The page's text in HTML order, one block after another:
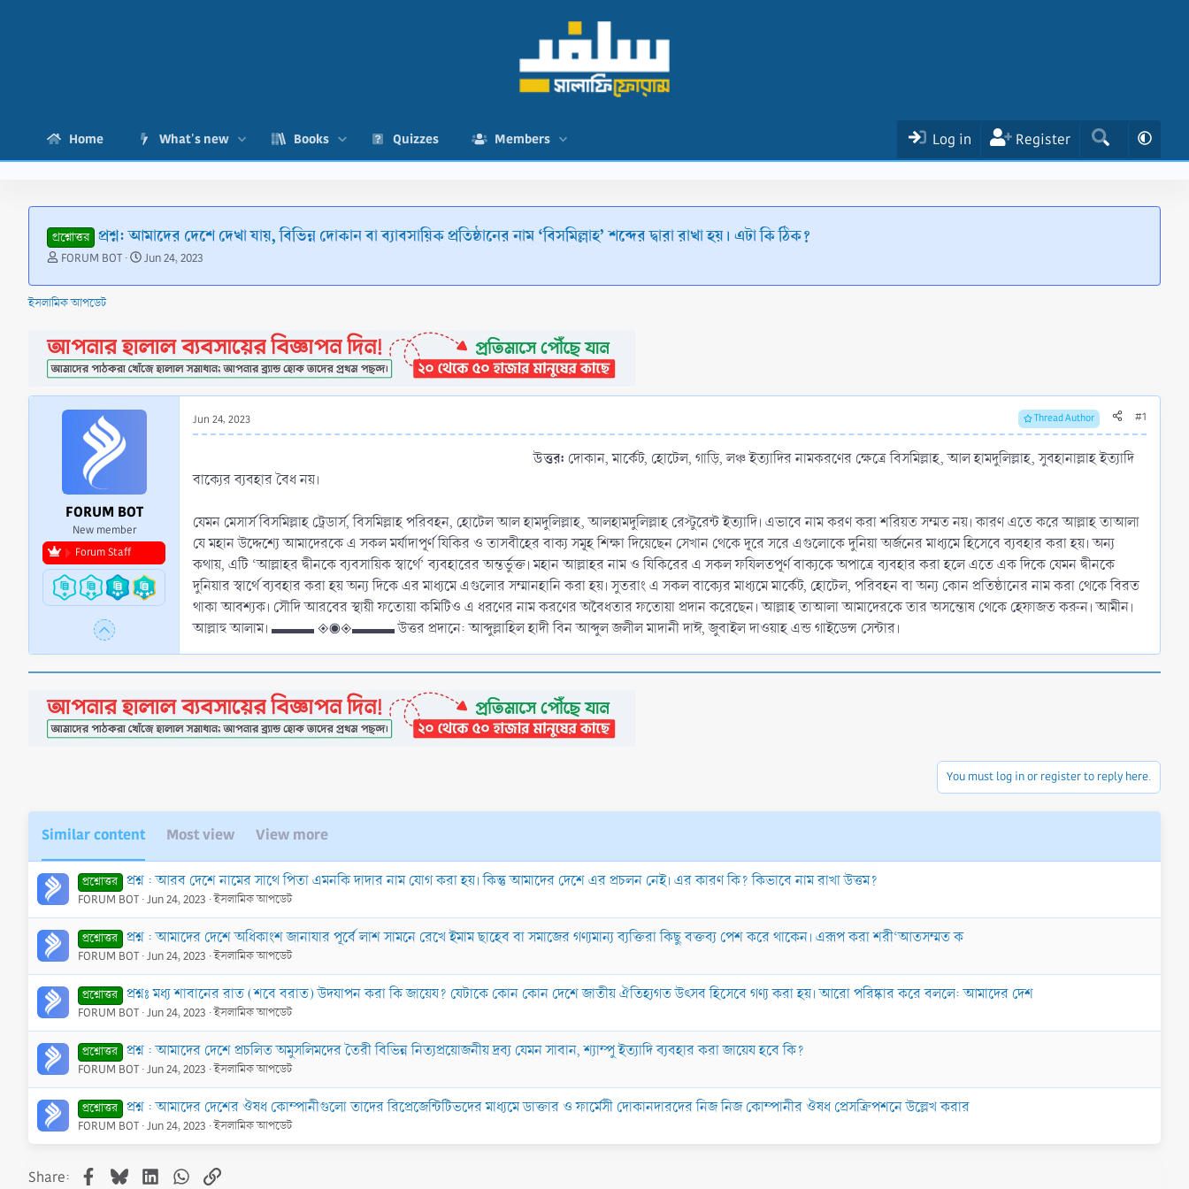
Home What's new Books Quizzes Members Log in Register
প্রশ্নোত্তর প্রশ্ন: আমাদের দেশে দেখা যায়, বিভিন্ন দোকান বা ব্যাবসায়িক প্রতিষ্ঠানের নাম ‘বিসমিল্লাহ’ শব্দের দ্বারা রাখা হয়। এটা কি ঠিক?
T
r
e
d
s
t
a
r
FORUM BOT
S
a
d
a
t
e
Jun 24, 2023
ইসলামিক আপডেট
FORUM BOT
New member
Forum Staff
Jun 24, 2023 Thread Author #1
উত্তর: দোকান, মার্কেট, হোটেল, গাড়ি, লঞ্চ ইত্যাদির নামকরণের ক্ষেত্রে বিসমিল্লাহ, আল হামদুলিল্লাহ, সুবহানাল্লাহ ইত্যাদি
বাক্যের ব্যবহার বৈধ নয়।
যেমন মেসার্স বিসমিল্লাহ ট্রেডার্স, বিসমিল্লাহ পরিবহন, হোটেল আল হামদুলিল্লাহ, আলহামদুলিল্লাহ রেস্টুরেন্ট ইত্যাদি। এভাবে নাম করণ করা শরিয়ত সম্মত নয়। কারণ এতে করে আল্লাহ তাআলা
যে মহান উদ্দেশ্যে আমাদেরকে এ সকল মর্যাদাপূর্ণ যিকির ও তাসবীহের বাক্য সমূহ শিক্ষা দিয়েছেন সেখান থেকে দূরে সরে এগুলোকে দুনিয়া অর্জনের মাধ্যমে হিসেবে ব্যবহার করা হয়। অন্য
কথায়, এটি ‘আল্লাহর দ্বীনকে ব্যবসায়িক স্বার্থে’ ব্যবহারের অন্তর্ভুক্ত। মহান আল্লাহর নাম ও যিকিরের এ সকল ফযিলতপূর্ণ বাক্যকে অপাত্রে ব্যবহার করা হলে এতে এক দিকে যেমন দ্বীনকে
দুনিয়ার স্বার্থে ব্যবহার করা হয় অন্য দিকে এর মাধ্যমে এগুলোর সম্মানহানি করা হয়। সুতরাং এ সকল বাক্যের মাধ্যমে মার্কেট, হোটেল, পরিবহন বা অন্য কোন প্রতিষ্ঠানের নাম করা থেকে বিরত
থাকা আবশ্যক। সৌদি আরবের স্থায়ী ফতোয়া কমিটিও এ ধরণের নাম করণের অবৈধতার ফতোয়া প্রদান করেছেন। আল্লাহ তাআলা আমাদেরকে তার অসন্তোষ থেকে হেফাজত করুন। আমীন।
আল্লাহু আলাম। ▬▬▬ ◈◉◈▬▬▬ উত্তর প্রদানে: আব্দুল্লাহিল হাদী বিন আব্দুল জলীল মাদানী দাঈ, জুবাইল দাওয়াহ এন্ড গাইডেন্স সেন্টার।
You must log in or register to reply here.
Similar content Most view View more
প্রশ্নোত্তর প্রশ্ন : আরব দেশে নামের সাথে পিতা এমনকি দাদার নাম যোগ করা হয়। কিন্তু আমাদের দেশে এর প্রচলন নেই। এর কারণ কি? কিভাবে নাম রাখা উত্তম?
FORUM BOT Jun 24, 2023 ইসলামিক আপডেট
প্রশ্নোত্তর প্রশ্ন : আমাদের দেশে অধিকাংশ জানাযার পূর্বে লাশ সামনে রেখে ইমাম ছাহেব বা সমাজের গণ্যমান্য ব্যক্তিরা কিছু বক্তব্য পেশ করে থাকেন। এরূপ করা শরী‘আতসম্মত ক
FORUM BOT Jun 24, 2023 ইসলামিক আপডেট
প্রশ্নোত্তর প্রশ্নঃ মধ্য শাবানের রাত (শবে বরাত) উদযাপন করা কি জায়েয? যেটাকে কোন কোন দেশে জাতীয় ঐতিহ্যগত উৎসব হিসেবে গণ্য করা হয়। আরো পরিষ্কার করে বললে: আমাদের দেশ
FORUM BOT Jun 24, 2023 ইসলামিক আপডেট
প্রশ্নোত্তর প্রশ্ন : আমাদের দেশে প্রচলিত অমুসলিমদের তৈরী বিভিন্ন নিত্যপ্রয়োজনীয় দ্রব্য যেমন সাবান, শ্যাম্পু ইত্যাদি ব্যবহার করা জায়েয হবে কি?
FORUM BOT Jun 24, 2023 ইসলামিক আপডেট
প্রশ্নোত্তর প্রশ্ন : আমাদের দেশের ঔষধ কোম্পানীগুলো তাদের রিপ্রেজেন্টিটিভদের মাধ্যমে ডাক্তার ও ফার্মেসী দোকানদারদের নিজ নিজ কোম্পানীর ঔষধ প্রেসক্রিপশনে উল্লেখ করার
FORUM BOT Jun 24, 2023 ইসলামিক আপডেট
Share: Facebook
BlueskyLinkedInWhatsApp
Link